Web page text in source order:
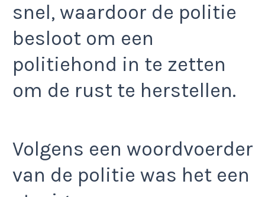
snel, waardoor de politie
besloot om een
politiehond in te zetten
om de rust te herstellen.
Volgens een woordvoerder
van de politie was het een